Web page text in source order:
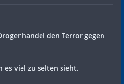
den Terror gegen
es viel zu selten sieht.